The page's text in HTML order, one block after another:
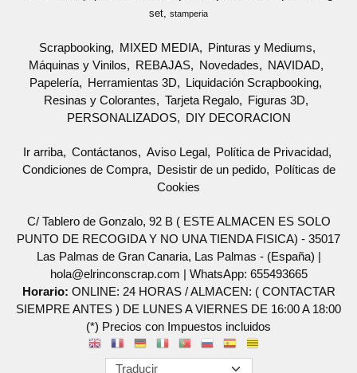
set stamperia
Scrapbooking MIXED MEDIA
Pinturas y Mediums
Máquinas y Vinilos
REBAJAS Novedades
NAVIDAD
Papelería
Herramientas 3D
Liquidación Scrapbooking
Resinas y Colorantes
Tarjeta Regalo
Figuras 3D
PERSONALIZADOS
DIY DECORACION
Ir arriba Contáctanos Aviso Legal
Política de Privacidad
Condiciones de Compra
Desistir de un pedido
Políticas de
Cookies
C/ Tablero de Gonzalo, 92 B ( ESTE ALMACEN ES SOLO
PUNTO DE RECOGIDA Y NO UNA TIENDA FISICA) - 35017
Las Palmas de Gran Canaria, Las Palmas - (España) |
hola@elrinconscrap.com | WhatsApp: 655493665
Horario: ONLINE: 24 HORAS / ALMACEN: ( CONTACTAR
SIEMPRE ANTES ) DE LUNES A VIERNES DE 16:00 A 18:00
(*) Precios con Impuestos incluidos